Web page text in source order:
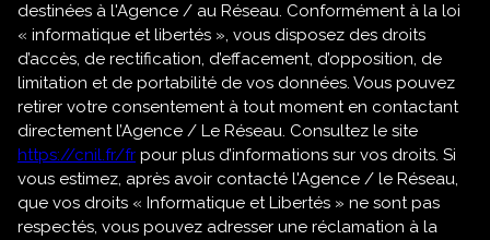
destinées à l'Agence / au Réseau. Conformément à la loi
« informatique et libertés », vous disposez des droits
d’accès, de rectification, d’effacement, d’opposition, de
limitation et de portabilité de vos données. Vous pouvez
retirer votre consentement à tout moment en contactant
directement l’Agence / Le Réseau. Consultez le site
https://cnil.fr/fr pour plus d’informations sur vos droits. Si
vous estimez, après avoir contacté l'Agence / le Réseau,
que vos droits « Informatique et Libertés » ne sont pas
respectés, vous pouvez adresser une réclamation à la